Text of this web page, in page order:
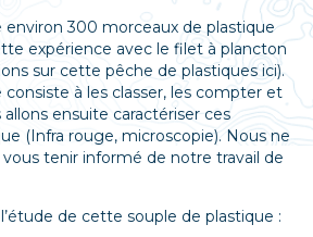
300 morceaux de plastique
expérience avec le filet à plancton
sur cette pêche de plastiques ici).
à les classer, les compter et
ensuite caractériser ces
(Infra rouge, microscopie). Nous ne
tenir informé de notre travail de
de cette souple de plastique :